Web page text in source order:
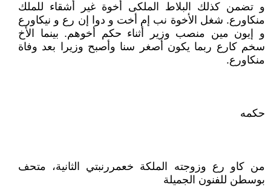
و تضمن كذلك البلاط الملكى أخوة غير أشقاء للملك
منكاورع. شغل الأخوة نب إم أخت و دوا إن رع و نيكاورع
و إيون مين منصب وزير أثناء حكم أخوهم. بينما الأخ
سخم كارع ربما يكون أصغر سنا وأصبح وزيرا بعد وفاة
منكاورع.
حكمه
من كاو رع وزوجته الملكة خعمررنبتي الثانية، متحف
بوسطن للفنون الجميلة